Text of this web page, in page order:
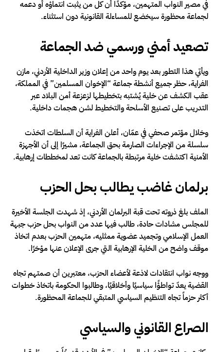
في مصير النواب المتهمين، مؤكدًا أن كل من يثبت انتماؤه أو دعمه
لجماعة محظورة سيخضع للمساءلة القانونية دون استثناء.
تصعيد أمني ورسمي ضد الجماعة
ويأتي هذا التطور بعد يوم واحد من إعلان وزير الداخلية الأردني، مازن
الفراية، حظر جميع أنشطة جماعة “الإخوان المسلمين” في المملكة،
عقب الكشف عن خلية يُشتبه بتخطيطها لزعزعة أمن البلاد عبر
التدريب على تصنيع الأسلحة والتخطيط لشن هجمات داخلية.
وخلال مؤتمر صحفي في عمّان، أعلن الفراية أن السلطات اتخذت
سلسلة من الإجراءات الصارمة بحق الجماعة، مشيرًا إلى أن الأجهزة
الأمنية اكتشفت خلية مرتبطة بالجماعة كانت تعد لمخططات إرهابية.
برلمان غاضب يطالب بحل الحزب
الملف بلغ ذروته تحت قبة البرلمان الأردني، إذ شهدت الجلسة الأخيرة
للمجلس مشادات حادة، طالب فيها عدد من النواب بحل حزب جبهة
العمل الإسلامي وتجميد عضوية ممثليه، متهمين الحزب بعدم اتخاذ
موقف واضح من الخلية الإرهابية التي جرى الإعلان عنها مؤخرًا.
ووجه نواب انتقادات لاذعة لأعضاء الحزب، معتبرين أن صمتهم تجاه
القضية يعدّ تواطؤًا سياسيًا وأخلاقيًا، وطالبوا الحكومة باتخاذ خطوات
أكثر حزماً تجاه التنظيم السياسي المتبقي للجماعة المحظورة.
الصراع القانوني والسياسي